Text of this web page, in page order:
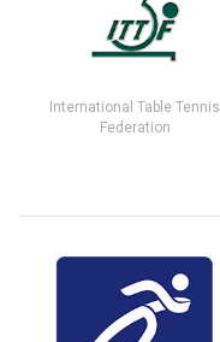
International Table Tennis
Federation